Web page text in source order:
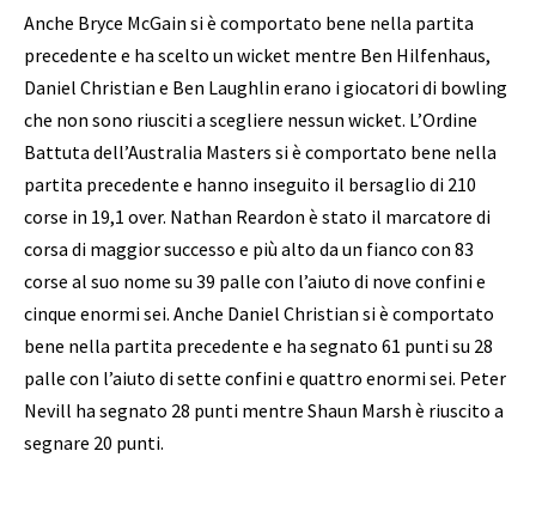
Anche Bryce McGain si è comportato bene nella partita
precedente e ha scelto un wicket mentre Ben Hilfenhaus,
Daniel Christian e Ben Laughlin erano i giocatori di bowling
che non sono riusciti a scegliere nessun wicket. L’Ordine
Battuta dell’Australia Masters si è comportato bene nella
partita precedente e hanno inseguito il bersaglio di 210
corse in 19,1 over. Nathan Reardon è stato il marcatore di
corsa di maggior successo e più alto da un fianco con 83
corse al suo nome su 39 palle con l’aiuto di nove confini e
cinque enormi sei. Anche Daniel Christian si è comportato
bene nella partita precedente e ha segnato 61 punti su 28
palle con l’aiuto di sette confini e quattro enormi sei. Peter
Nevill ha segnato 28 punti mentre Shaun Marsh è riuscito a
segnare 20 punti.